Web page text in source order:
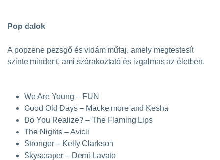
Pop dalok
A popzene pezsgő és vidám műfaj, amely megtestesít
szinte mindent, ami szórakoztató és izgalmas az életben.
We Are Young – FUN
Good Old Days – Mackelmore and Kesha
Do You Realize? – The Flaming Lips
The Nights – Avicii
Stronger – Kelly Clarkson
Skyscraper – Demi Lavato